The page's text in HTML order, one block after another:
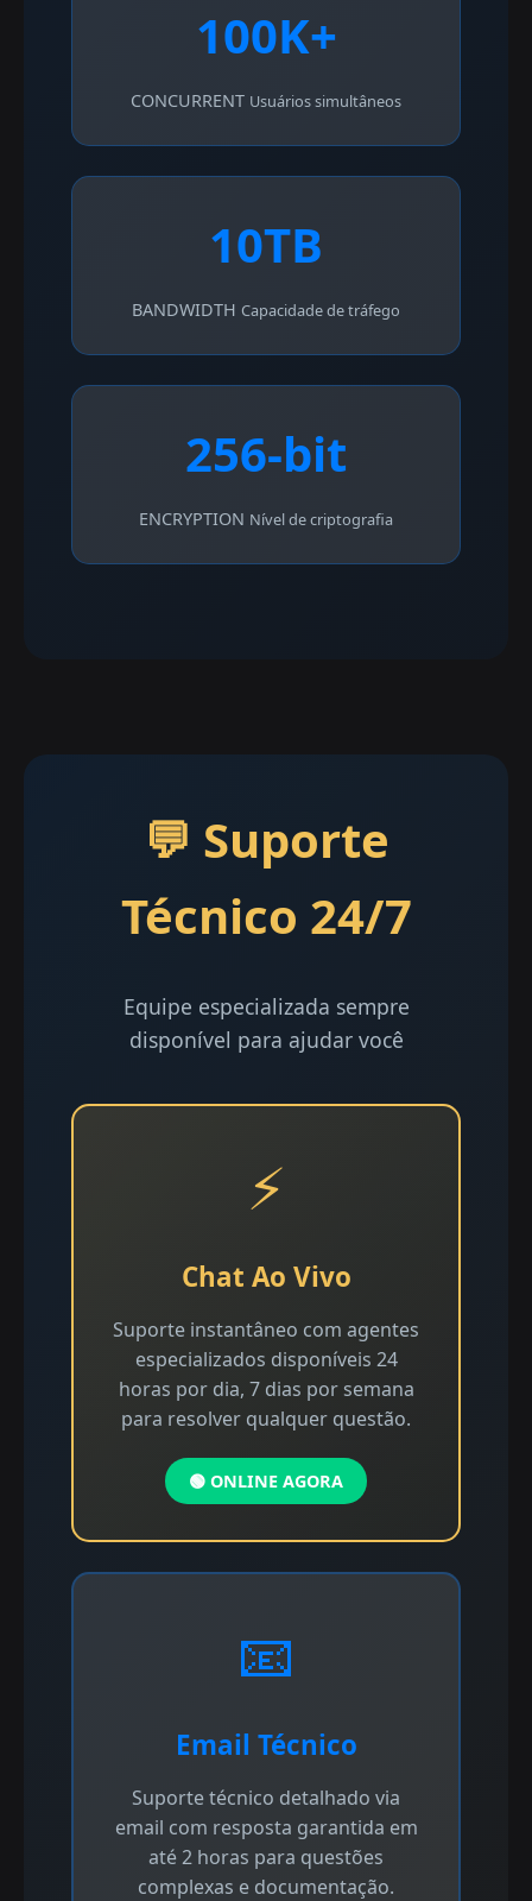
100K+
CONCURRENT Usuários simultâneos
10TB
BANDWIDTH Capacidade de tráfego
256-bit
ENCRYPTION Nível de criptografia
💬 Suporte
Técnico 24/7
Equipe especializada sempre
disponível para ajudar você
⚡
Chat Ao Vivo
Suporte instantâneo com agentes
especializados disponíveis 24
horas por dia, 7 dias por semana
para resolver qualquer questão.
🟢 ONLINE AGORA
📧
Email Técnico
Suporte técnico detalhado via
email com resposta garantida em
até 2 horas para questões
complexas e documentação.